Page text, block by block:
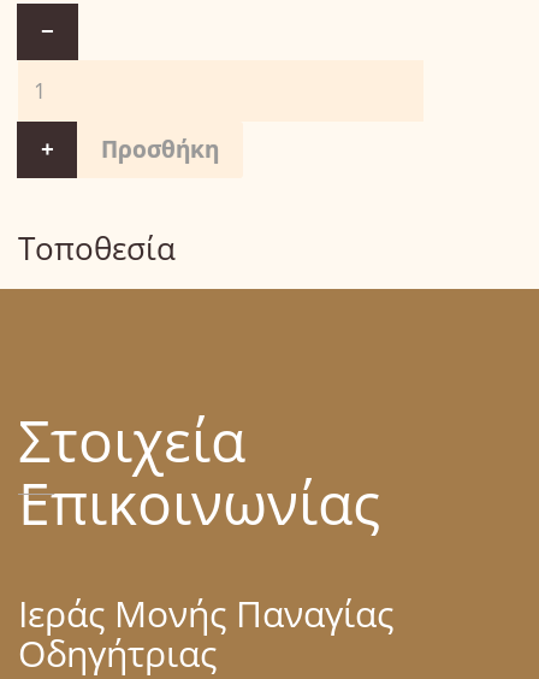
−
+
Τοποθεσία
Στοιχεία
Επικοινωνίας
Ιεράς Μονής Παναγίας
Οδηγήτριας